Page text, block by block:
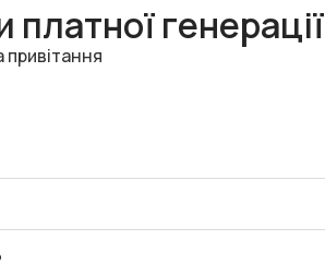
платної генерації